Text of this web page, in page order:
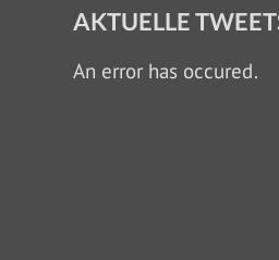
AKTUELLE
An error has occured.